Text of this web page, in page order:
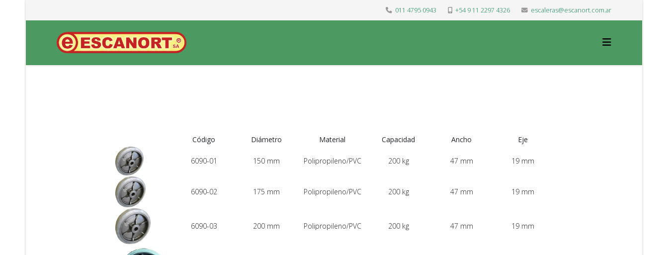
011 4795 0943 +54 9 11 2297 4326 escaleras@escanort.com.ar
Código Diámetro Material Capacidad Ancho Eje
6090-01 150 mm Polipropileno/PVC 200 kg 47 mm 19 mm
6090-02 175 mm Polipropileno/PVC 200 kg 47 mm 19 mm
6090-03 200 mm Polipropileno/PVC 200 kg 47 mm 19 mm